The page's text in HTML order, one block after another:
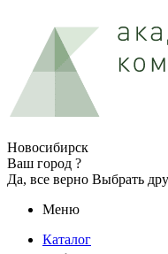
Новосибирск
Ваш город ?
Да, все верно Выбрать
Меню
Каталог